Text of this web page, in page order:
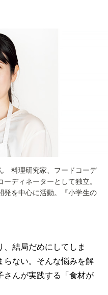
料理研究家、フードコーデ
ディネーターとして独立。
発を中心に活動。『小学生の
結局だめにしてしま
らない。そんな悩みを解
さんが実践する「食材が